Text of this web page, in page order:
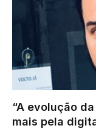
“A evolução
mais pela